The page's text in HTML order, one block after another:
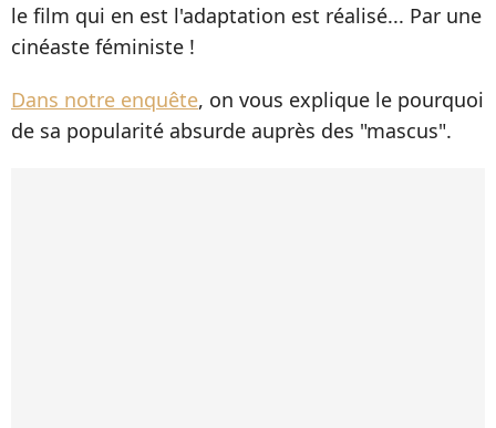
le film qui en est l'adaptation est réalisé... Par une
cinéaste féministe !
Dans notre enquête, on vous explique le pourquoi
de sa popularité absurde auprès des "mascus".